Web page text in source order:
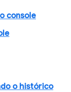
console
o histórico